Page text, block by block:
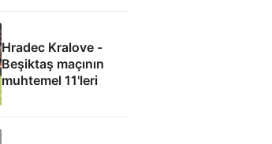
Hradec Kralove -
Beşiktaş maçının
muhtemel 11'leri